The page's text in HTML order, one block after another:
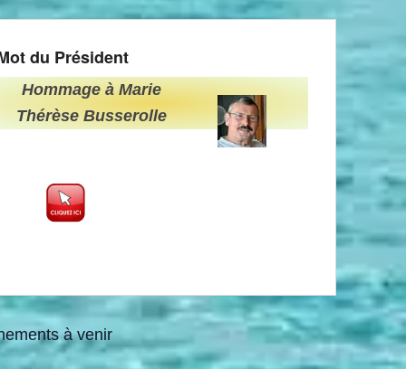
du Président
Hommage à Marie
Thérèse Busserolle
à venir